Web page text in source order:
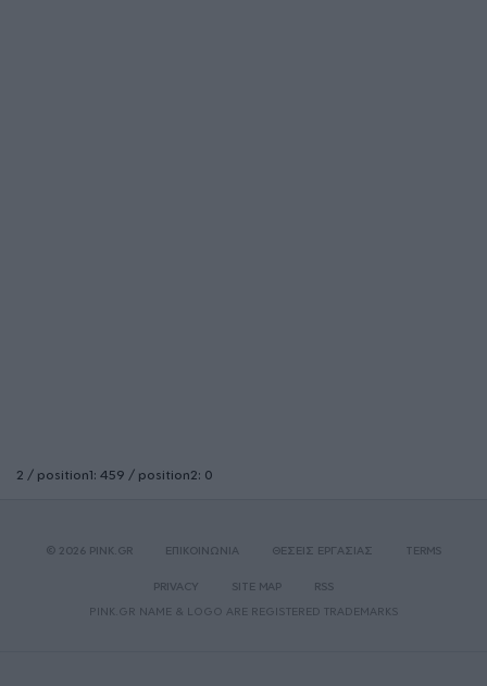
2 / position1: 459 / position2: 0
© 2026 PINK.GR ΕΠΙΚΟΙΝΩΝΙΑ ΘΕΣΕΙΣ ΕΡΓΑΣΙΑΣ TERMS
PRIVACY SITE MAP
RSS
PINK.GR NAME & LOGO ARE REGISTERED TRADEMARKS